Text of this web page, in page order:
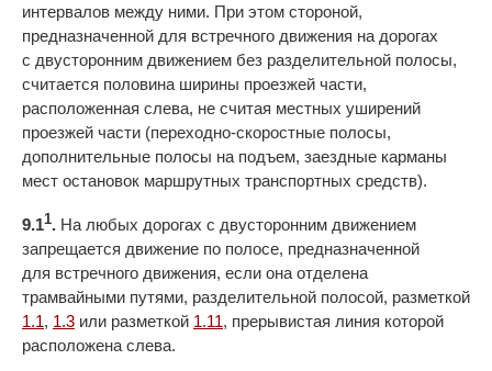
интервалов между ними. При этом стороной,
предназначенной для встречного движения на дорогах
с двусторонним движением без разделительной полосы,
считается половина ширины проезжей части,
расположенная слева, не считая местных уширений
проезжей части (переходно-скоростные полосы,
дополнительные полосы на подъем, заездные карманы
мест остановок маршрутных транспортных средств).
9.11. На любых дорогах с двусторонним движением
запрещается движение по полосе, предназначенной
для встречного движения, если она отделена
трамвайными путями, разделительной полосой, разметкой
1.1, 1.3 или разметкой 1.11, прерывистая линия которой
расположена слева.